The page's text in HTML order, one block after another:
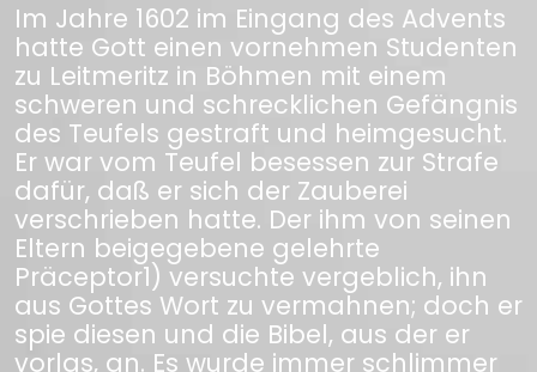
Im Jahre 1602 im Eingang des Advents
hatte Gott einen vornehmen Studenten
zu Leitmeritz in Böhmen mit einem
schweren und schrecklichen Gefängnis
des Teufels gestraft und heimgesucht.
Er war vom Teufel besessen zur Strafe
dafür, daß er sich der Zauberei
verschrieben hatte. Der ihm von seinen
Eltern beigegebene gelehrte
Präceptor1) versuchte vergeblich, ihn
aus Gottes Wort zu vermahnen; doch er
spie diesen und die Bibel, aus der er
vorlas, an. Es wurde immer schlimmer